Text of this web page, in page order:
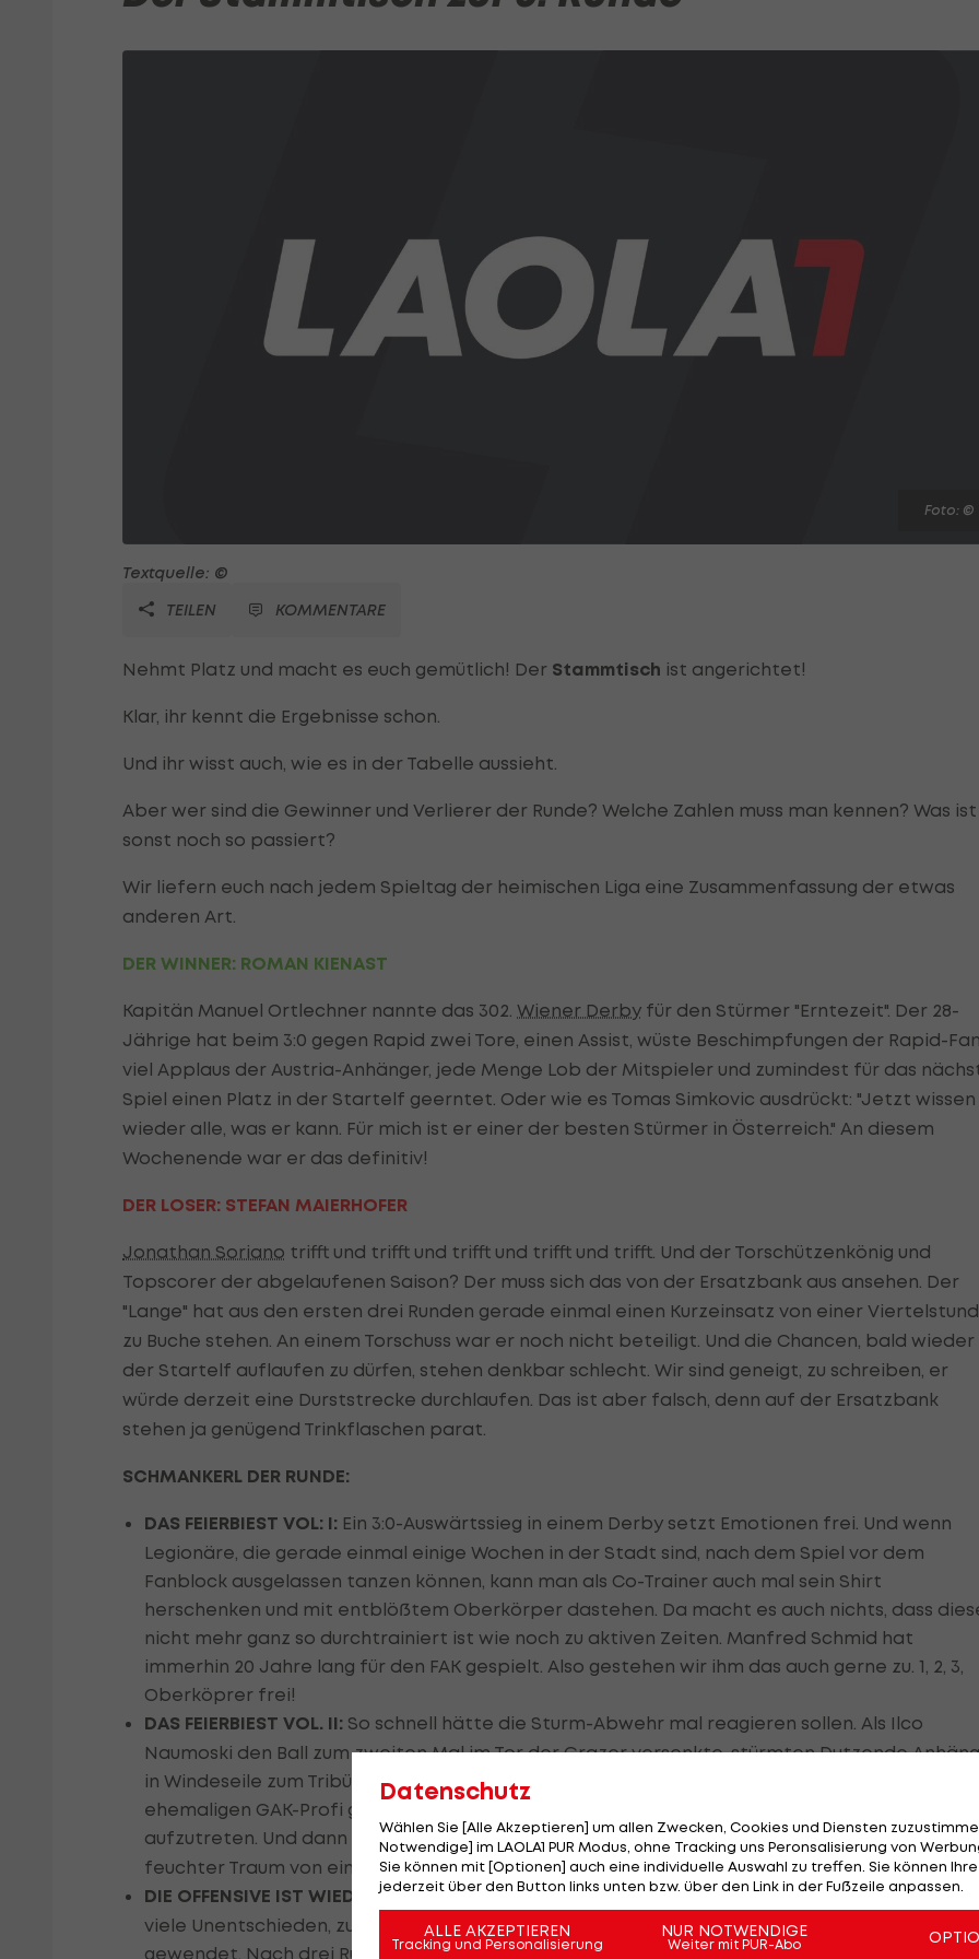
Foto: ©
Textquelle: ©
TEILEN
KOMMENTARE
Nehmt Platz und macht es euch gemütlich! Der Stammtisch ist angerichtet!
Klar, ihr kennt die Ergebnisse schon.
Und ihr wisst auch, wie es in der Tabelle aussieht.
Aber wer sind die Gewinner und Verlierer der Runde? Welche Zahlen muss man kennen? Was ist
sonst noch so passiert?
Wir liefern euch nach jedem Spieltag der heimischen Liga eine Zusammenfassung der etwas
anderen Art.
DER WINNER: ROMAN KIENAST
Kapitän Manuel Ortlechner nannte das 302. Wiener Derby für den Stürmer "Erntezeit". Der 28-
Jährige hat beim 3:0 gegen Rapid zwei Tore, einen Assist, wüste Beschimpfungen der Rapid-
viel Applaus der Austria-Anhänger, jede Menge Lob der Mitspieler und zumindest für das
Spiel einen Platz in der Startelf geerntet. Oder wie es Tomas Simkovic ausdrückt: "Jetzt wissen
wieder alle, was er kann. Für mich ist er einer der besten Stürmer in Österreich." An diesem
Wochenende war er das definitiv!
DER LOSER: STEFAN MAIERHOFER
Jonathan Soriano trifft und trifft und trifft und trifft und trifft. Und der Torschützenkönig und
Topscorer der abgelaufenen Saison? Der muss sich das von der Ersatzbank aus ansehen. Der
"Lange" hat aus den ersten drei Runden gerade einmal einen Kurzeinsatz von einer
zu Buche stehen. An einem Torschuss war er noch nicht beteiligt. Und die Chancen, bald wieder
der Startelf auflaufen zu dürfen, stehen denkbar schlecht. Wir sind geneigt, zu schreiben, er
würde derzeit eine Durststrecke durchlaufen. Das ist aber falsch, denn auf der Ersatzbank
stehen ja genügend Trinkflaschen parat.
SCHMANKERL DER RUNDE:
DAS FEIERBIEST VOL: I: Ein 3:0-Auswärtssieg in einem Derby setzt Emotionen frei. Und wenn
Legionäre, die gerade einmal einige Wochen in der Stadt sind, nach dem Spiel vor dem
Fanblock ausgelassen tanzen können, kann man als Co-Trainer auch mal sein Shirt
herschenken und mit entblößtem Oberkörper dastehen. Da macht es auch nichts, dass
nicht mehr ganz so durchtrainiert ist wie noch zu aktiven Zeiten. Manfred Schmid hat
immerhin 20 Jahre lang für den FAK gespielt. Also gestehen wir ihm das auch gerne zu. 1, 2, 3,
Oberköprer frei!
DAS FEIERBIEST VOL. II: So schnell hätte die Sturm-Abwehr mal reagieren sollen. Als Ilco
Naumoski den Ball zum zweiten Mal im Tor der Grazer versenkte, stürmten Dutzende
in Windeseile zum Tribünenzaun, um dem Mazedonier das ein oder andere Bier auszugeben.
ehemaligen GAK-Profi gestehen wir ihm zu, vor dem Sturm-Sektor ein wenig provokanter
aufzutreten. Und dann auch noch die Dusche mit dem Wasserkübel (hier das Video ). Ein
feuchter Traum von einem Torjubel. Wir sind begeistert.
DIE OFFENSIVE IST WIEDER TRUMPF:Was wurde im Frühjahr nicht alles kritisiert: Zu wenig Tore,
viele Unentschieden, zu wenig Mut zum Riskio. Ein paar Monate später hat sich das Blatt
gewendet. Nach drei Runden sieht die Welt für Offensiv-Verfechter wesentlich freundlicher
Datenschutz
Wählen Sie [Alle Akzeptieren] um allen Zwecken, Cookies und Diensten
Notwendige] im LAOLA1 PUR Modus, ohne Tracking uns Peronsalisierung von
Sie können mit [Optionen] auch eine individuelle Auswahl zu treffen. Sie können
jederzeit über den Button links unten bzw. über den Link in der Fußzeile anpassen.
ALLE AKZEPTIEREN
Tracking und Personalisierung
NUR NOTWENDIGE
Weiter mit PUR-Abo